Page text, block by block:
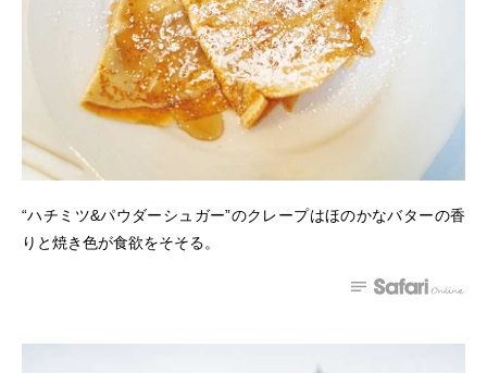
“ハチミツ&パウダーシュガー”のクレープはほのかなバターの香
りと焼き色が食欲をそそる。